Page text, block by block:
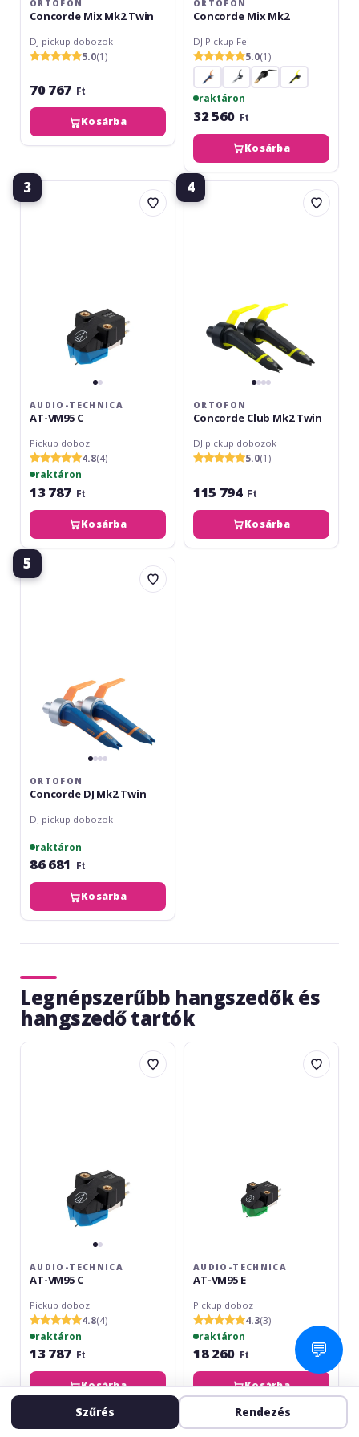
ORTOFON
Concorde Mix Mk2 Twin
DJ pickup dobozok
5.0(1)
70 767 Ft
Kosárba
ORTOFON
Concorde Mix Mk2
DJ Pickup Fej
5.0(1)
raktáron
32 560 Ft
Kosárba
3
Audio-
Technica
AUDIO-TECHNICA
AT-VM95 C
Pickup doboz
4.8(4)
raktáron
13 787 Ft
Kosárba
4
Ortofon
Concorde
ORTOFON
Concorde Club Mk2 Twin
DJ pickup dobozok
5.0(1)
115 794 Ft
Kosárba
5
Ortofon
Concorde
ORTOFON
Concorde DJ Mk2 Twin
DJ pickup dobozok
raktáron
86 681 Ft
Kosárba
Legnépszerűbb hangszedők és
hangszedő tartók
Audio-
AUDIO-TECHNICA
AT-VM95 C
Pickup doboz
4.8(4)
raktáron
13 787 Ft
Kosárba
Audio-
AUDIO-TECHNICA
AT-VM95 E
Pickup doboz
4.3(3)
raktáron
18 260 Ft
Kosárba
Ortofon
Audio-
Szűrés Rendezés
💬